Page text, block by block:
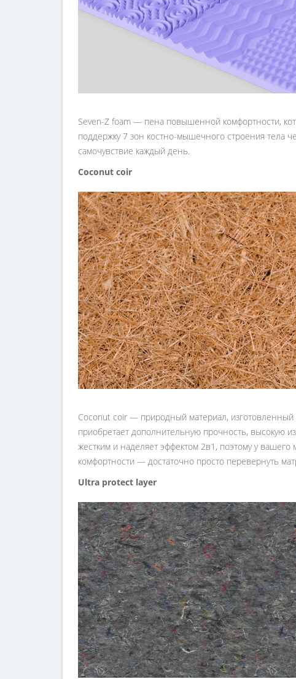
Seven-Z foam — пена повышенной комфортности,
поддержку 7 зон костно-мышечного строения тела
самочувствие каждый день.
Coconut coir
Coconut coir — природный материал, изготовленный
приобретает дополнительную прочность, высокую
жестким и наделяет эффектом 2в1, поэтому у вашего
комфортности — достаточно просто перевернуть
Ultra protect layer